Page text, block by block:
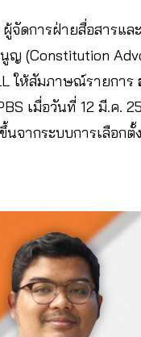
ผู้จัดการฝ่ายสื่อสารแล
ญ (Constitution
ให้สัมภาษณ์รายการ
เมื่อวันที่ 12 มี.ค.
จากระบบการเลือกตั้